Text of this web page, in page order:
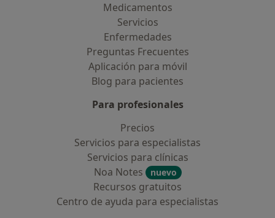
Medicamentos
Servicios
Enfermedades
Preguntas Frecuentes
Aplicación para móvil
Blog para pacientes
Para profesionales
Precios
Servicios para especialistas
Servicios para clínicas
Noa Notes
nuevo
Recursos gratuitos
Centro de ayuda para especialistas